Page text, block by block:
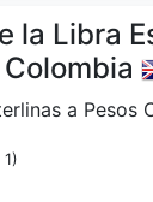
la Libra
Colombia
a Pesos